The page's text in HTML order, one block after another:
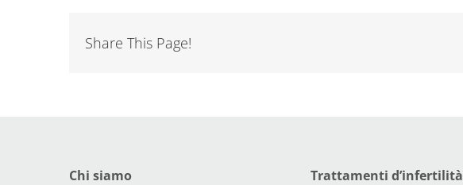
Share This Page!
Chi siamo Trattamenti d’infertilità